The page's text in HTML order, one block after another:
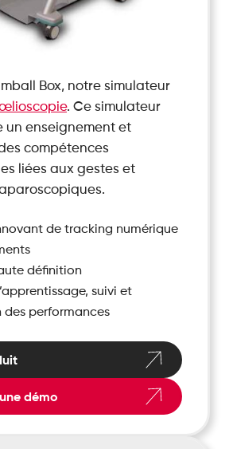
Box, notre simulateur
. Ce simulateur
un enseignement et
compétences
liées aux gestes et
de tracking numérique
définition
suivi et
performances
démo